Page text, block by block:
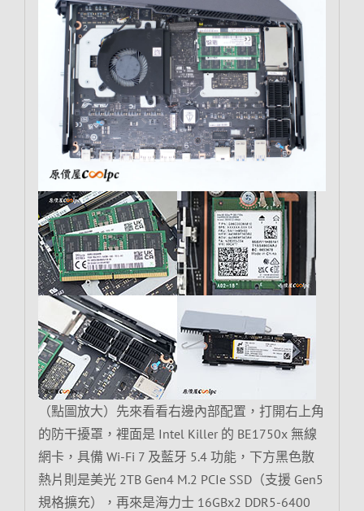
（點圖放大）先來看看右邊內部配置，打開右上角
的防干擾罩，裡面是 Intel Killer 的 BE1750x 無線
網卡，具備 Wi-Fi 7 及藍牙 5.4 功能，下方黑色散
熱片則是美光 2TB Gen4 M.2 PCIe SSD（支援 Gen5
規格擴充），再來是海力士 16GBx2 DDR5-6400